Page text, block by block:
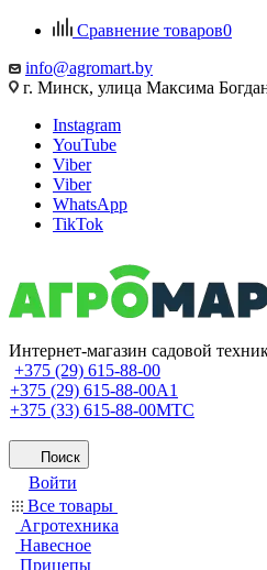
Сравнение товаров0
info@agromart.by
г. Минск, улица Максима
Instagram
YouTube
Viber
Viber
WhatsApp
TikTok
Интернет-магазин садовой
+375 (29) 615-88-00
+375 (29) 615-88-00A1
+375 (33) 615-88-00МТС
Поиск
Войти
Все товары
Агротехника
Навесное
Прицепы